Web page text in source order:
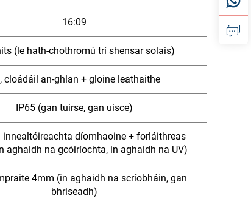
16:09
(le hath-chothromú trí shensar solais)
cloádáil an-ghlan + gloine leathaithe
IP65 (gan tuirse, gan uisce)
innealtóireachta díomhaoine + forláithreas
aghaidh na gcóiríochta, in aghaidh na UV)
4mm (in aghaidh na scríobháin, gan
bhriseadh)